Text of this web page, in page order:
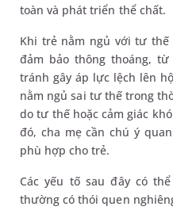
toàn và phát triển thể chất.
Khi trẻ nằm ngủ với tư
đảm bảo thông thoáng,
tránh gây áp lực lệch lên
nằm ngủ sai tư thế trong
do tư thế hoặc cảm giác
đó, cha mẹ cần chú ý
phù hợp cho trẻ.
Các yếu tố sau đây có
thường có thói quen